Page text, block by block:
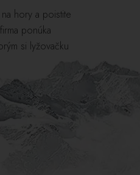
hory a poistite
ponúka
si lyžovačku